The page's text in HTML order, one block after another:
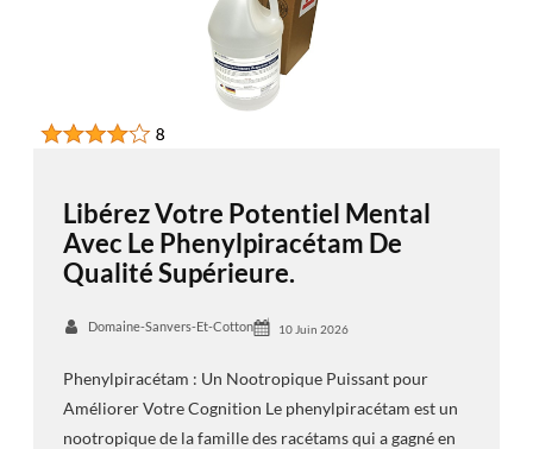
Libérez Votre Potentiel Mental
Avec Le Phenylpiracétam De
Qualité Supérieure.
Domaine-Sanvers-Et-Cotton 10 Juin 2026
Phenylpiracétam : Un Nootropique Puissant pour
Améliorer Votre Cognition Le phenylpiracétam est un
nootropique de la famille des racétams qui a gagné en